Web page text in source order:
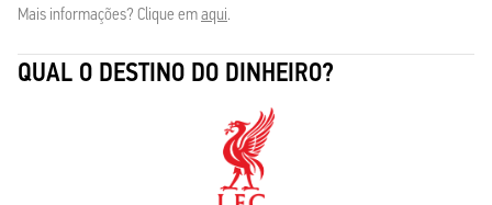
Mais informações? Clique emaqui.
QUAL O DESTINO DO DINHEIRO?